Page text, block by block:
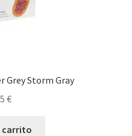
Grey Storm Gray
€
carrito